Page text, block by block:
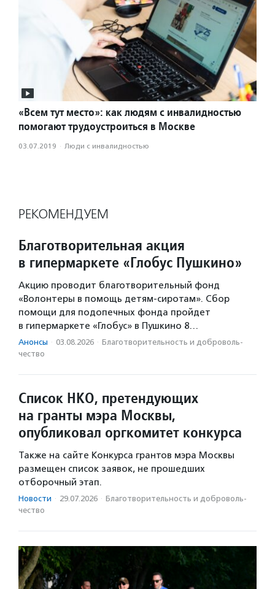
«Всем тут место»: как людям с инвалидностью
помогают трудоустроиться в Москве
03.07.2019 · Люди с инвалидностью
РЕКОМЕНДУЕМ
Благотворительная акция
в гипермаркете «Глобус Пушкино»
Акцию проводит благотворительный фонд
«Волонтеры в помощь детям-сиротам». Сбор
помощи для подопечных фонда пройдет
в гипермаркете «Глобус» в Пушкино 8…
Анонсы · 03.08.2026 · Благотвори­тель­ность и доброволь­
чест­во
Список НКО, претендующих
на гранты мэра Москвы,
опубликовал оргкомитет конкурса
Также на сайте Конкурса грантов мэра Москвы
размещен список заявок, не прошедших
отборочный этап.
Новости · 29.07.2026 · Благотвори­тель­ность и доброволь­
чест­во